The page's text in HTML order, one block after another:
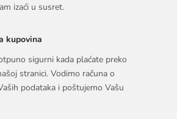
izaći u susret.
kupovina
sigurni kada plaćate preko
stranici. Vodimo računa o
podataka i poštujemo Vašu